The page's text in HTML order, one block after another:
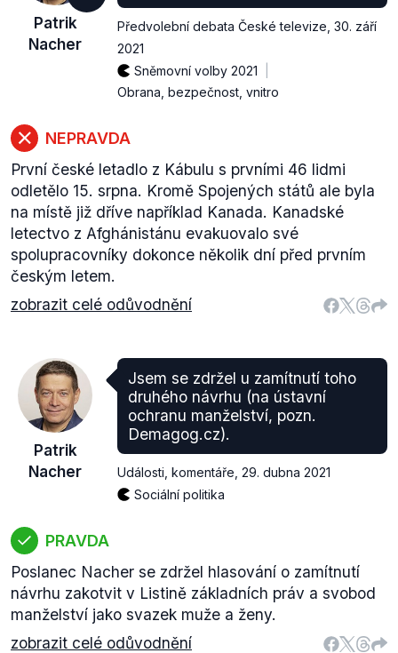
Patrik
Nacher
Předvolební debata České televize 30. září
2021
Sněmovní volby 2021
Obrana, bezpečnost, vnitro
NEPRAVDA
První české letadlo z Kábulu s prvními 46 lidmi
odletělo 15. srpna. Kromě Spojených států ale byla
na místě již dříve například Kanada. Kanadské
letectvo z Afghánistánu evakuovalo své
spolupracovníky dokonce několik dní před prvním
českým letem.
zobrazit celé odůvodnění
Patrik
Nacher
Jsem se zdržel u zamítnutí toho
druhého návrhu (na ústavní
ochranu manželství, pozn.
Demagog.cz).
Události, komentáře 29. dubna 2021
Sociální politika
PRAVDA
Poslanec Nacher se zdržel hlasování o zamítnutí
návrhu zakotvit v Listině základních práv a svobod
manželství jako svazek muže a ženy.
zobrazit celé odůvodnění